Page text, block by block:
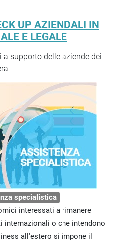
UP AZIENDALI IN
E LEGALE
a supporto delle aziende dei
specialistica
interessati a rimanere
internazionali o che intendono
all'estero si impone il